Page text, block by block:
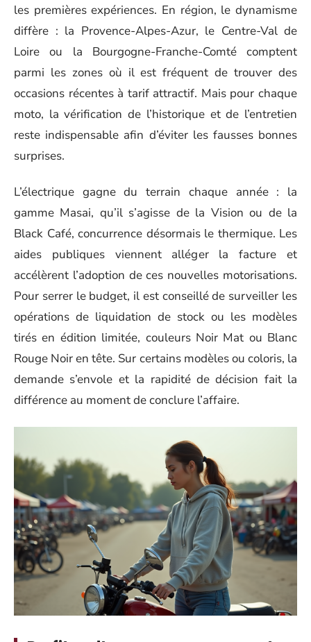
les premières expériences. En région, le dynamisme
diffère : la Provence-Alpes-Azur, le Centre-Val de
Loire ou la Bourgogne-Franche-Comté comptent
parmi les zones où il est fréquent de trouver des
occasions récentes à tarif attractif. Mais pour chaque
moto, la vérification de l’historique et de l’entretien
reste indispensable afin d’éviter les fausses bonnes
surprises.
L’électrique gagne du terrain chaque année : la
gamme Masai, qu’il s’agisse de la Vision ou de la
Black Café, concurrence désormais le thermique. Les
aides publiques viennent alléger la facture et
accélèrent l’adoption de ces nouvelles motorisations.
Pour serrer le budget, il est conseillé de surveiller les
opérations de liquidation de stock ou les modèles
tirés en édition limitée, couleurs Noir Mat ou Blanc
Rouge Noir en tête. Sur certains modèles ou coloris, la
demande s’envole et la rapidité de décision fait la
différence au moment de conclure l’affaire.